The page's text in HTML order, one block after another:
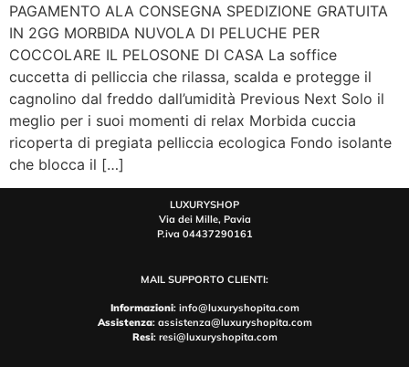
PAGAMENTO ALA CONSEGNA SPEDIZIONE GRATUITA
IN 2GG MORBIDA NUVOLA DI PELUCHE PER
COCCOLARE IL PELOSONE DI CASA La soffice
cuccetta di pelliccia che rilassa, scalda e protegge il
cagnolino dal freddo dall’umidità Previous Next Solo il
meglio per i suoi momenti di relax Morbida cuccia
ricoperta di pregiata pelliccia ecologica Fondo isolante
che blocca il […]
LUXURYSHOP
Via dei Mille, Pavia
P.iva 04437290161
MAIL SUPPORTO CLIENTI:
Informazioni: info@luxuryshopita.com
Assistenza: assistenza@luxuryshopita.com
Resi: resi@luxuryshopita.com